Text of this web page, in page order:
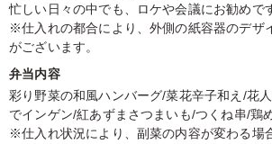
忙しい日々の中でも、ロケや会議にお勧めで
※仕入れの都合により、外側の紙容器のデザ
がございます。
弁当内容
彩り野菜の和風ハンバーグ/菜花辛子和え/花
でインゲン/紅あずまさつまいも/つくね串/鶏
※仕入れ状況により、副菜の内容が変わる場